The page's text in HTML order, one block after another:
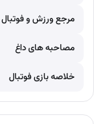
مرجع ورزش و فوتبال
مصاحبه های داغ
خلاصه بازی فوتبال